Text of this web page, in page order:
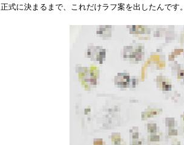
正式に決まるまで、これだけラフ案を出したんです。